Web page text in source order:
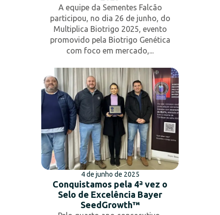
A equipe da Sementes Falcão
participou, no dia 26 de junho, do
Multiplica Biotrigo 2025, evento
promovido pela Biotrigo Genética
com foco em mercado,...
4 de junho de 2025
Conquistamos pela 4ª vez o
Selo de Excelência Bayer
SeedGrowth™